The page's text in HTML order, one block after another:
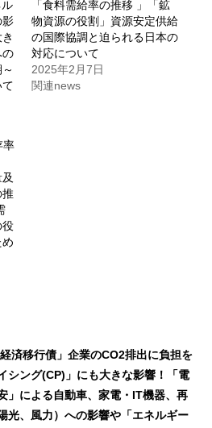
影
の
「食料需給率の推移 」「鉱
物資源の役割」資源安定供給
の国際協調と迫られる日本の
対応について
2025年2月7日
関連news
率
役
済移行債」企業のCO2排出に負担を
シング(CP)」にも大きな影響！「電
」による自動車、家電・IT機器、再
光、風力）への影響や「エネルギー